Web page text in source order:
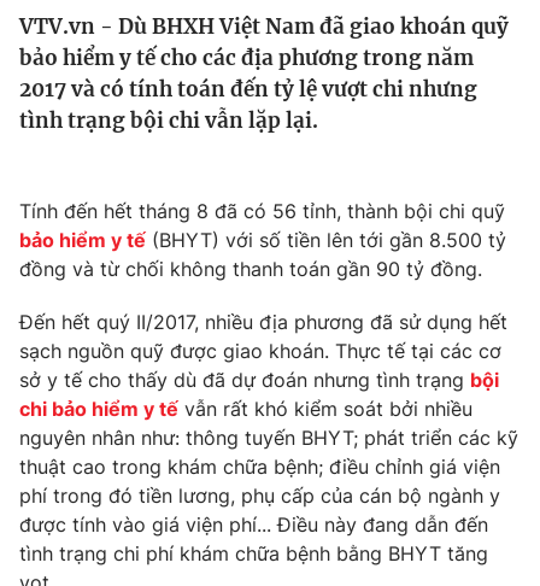
Y tế
Thế giới
Thế giới đó đây
Câu chuyện quốc tế
Tài chính
Thị trường
Góc doanh nghiệp
Dữ liệu và đời sống
Truyền hình
Phim VTV
Hậu trường
Nhân vật
Khán giả
Giải sao mai
Giải trí
Điện ảnh
Âm nhạc
Sao
Đời sống
Du lịch
Làm đẹp
Giáo dục
Giáo dục
VTV.vn - Dù BHXH Việt Nam đã giao khoán quỹ
bảo hiểm y tế cho các địa phương trong năm
2017 và có tính toán đến tỷ lệ vượt chi nhưng
tình trạng bội chi vẫn lặp lại.
Tính đến hết tháng 8 đã có 56 tỉnh, thành bội chi quỹ
bảo hiểm y tế (BHYT) với số tiền lên tới gần 8.500 tỷ
đồng và từ chối không thanh toán gần 90 tỷ đồng.
Đến hết quý II/2017, nhiều địa phương đã sử dụng hết
sạch nguồn quỹ được giao khoán. Thực tế tại các cơ
sở y tế cho thấy dù đã dự đoán nhưng tình trạng bội
chi bảo hiểm y tế vẫn rất khó kiểm soát bởi nhiều
nguyên nhân như: thông tuyến BHYT; phát triển các kỹ
thuật cao trong khám chữa bệnh; điều chỉnh giá viện
phí trong đó tiền lương, phụ cấp của cán bộ ngành y
được tính vào giá viện phí... Điều này đang dẫn đến
tình trạng chi phí khám chữa bệnh bằng BHYT tăng